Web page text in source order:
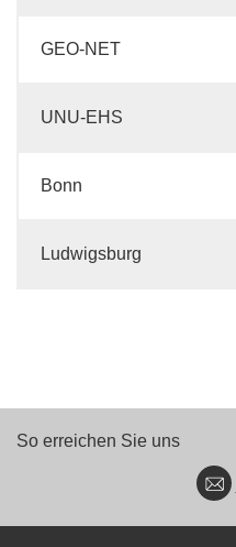
GEO-NET
UNU-EHS
Bonn
Ludwigsburg
So erreichen Sie uns